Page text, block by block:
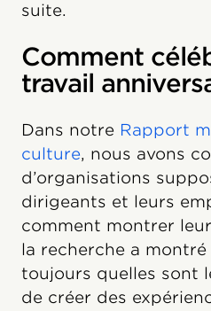
suite.
Comment
travail
Dans notre Rapport
culture, nous avons
d’organisations
dirigeants et leurs
comment montrer
la recherche a montré
toujours quelles sont
de créer des